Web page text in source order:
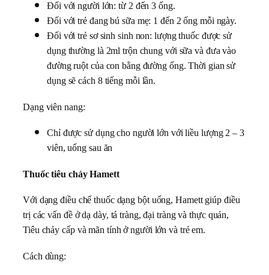
Đối với người lớn: từ 2 đến 3 ống.
Đối với trẻ đang bú sữa mẹ: 1 đến 2 ống mỗi ngày.
Đối với trẻ sơ sinh sinh non: lượng thuốc được sử
dụng thường là 2ml trộn chung với sữa và đưa vào
đường ruột của con bằng đường ống. Thời gian sử
dụng sẽ cách 8 tiếng mỗi lần.
Dạng viên nang:
Chỉ được sử dụng cho người lớn với liều lượng 2 – 3
viên, uống sau ăn
Thuốc tiêu chảy Hamett
Với dạng điều chế thuốc dạng bột uống, Hamett giúp điều
trị các vấn đề ở dạ dày, tá tràng, đại tràng và thực quản,
Tiêu chảy cấp và mãn tính ở người lớn và trẻ em.
Cách dùng: